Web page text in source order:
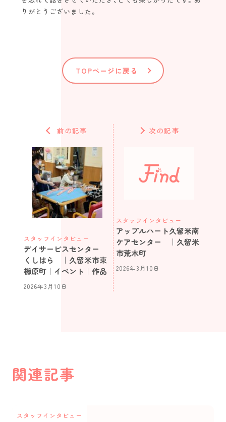
りがとうございました。
TOPページに戻る
前の記事
スタッフインタビュー
デイサービスセンター
くしはら ｜久留米市東
櫛原町｜イベント｜作品
2026年3月10日
次の記事
スタッフインタビュー
アップルハート久留米南
ケアセンター ｜久留米
市荒木町
2026年3月10日
関連記事
スタッフインタビュー